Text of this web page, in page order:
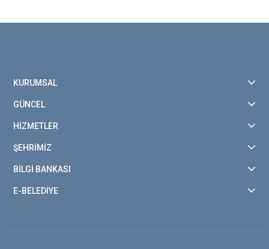
KURUMSAL
GÜNCEL
HİZMETLER
ŞEHRİMİZ
BİLGİ BANKASI
E-BELEDİYE